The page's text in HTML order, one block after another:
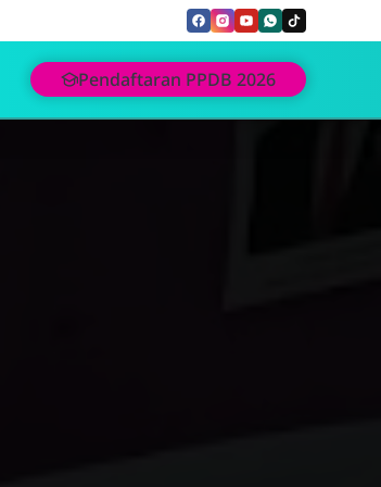
Pendaftaran PPDB 2026